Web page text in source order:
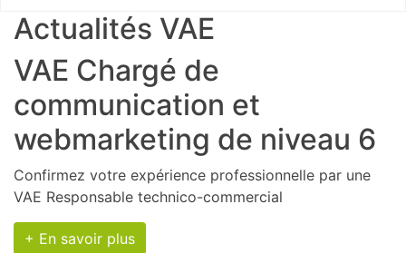
Actualités VAE
VAE Chargé de
communication et
webmarketing de niveau 6
Confirmez votre expérience professionnelle par une
VAE Responsable technico-commercial
+ En savoir plus